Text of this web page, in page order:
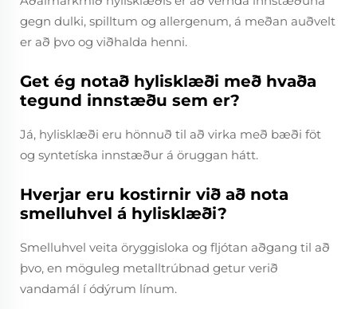
gegn dulki, spilltum og allergenum, á meðan auðvelt
er að þvo og viðhalda henni.
Get ég notað hylisklæði með hvaða
tegund innstæðu sem er?
Já, hylisklæði eru hönnuð til að virka með bæði föt
og syntetíska innstæður á öruggan hátt.
Hverjar eru kostirnir við að nota
smelluhvel á hylisklæði?
Smelluhvel veita öryggisloka og fljótan aðgang til að
þvo, en möguleg metalltrúbnad getur verið
vandamál í ódýrum línum.